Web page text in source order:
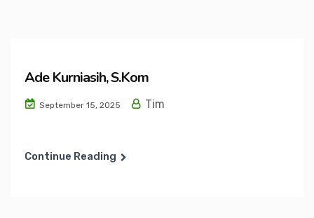
Ade Kurniasih, S.Kom
September 15, 2025 Tim
Continue Reading